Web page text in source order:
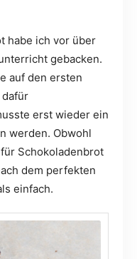
habe ich vor über
gebacken.
auf den ersten
dafür
erst wieder ein
werden. Obwohl
Schokoladenbrot
dem perfekten
einfach.